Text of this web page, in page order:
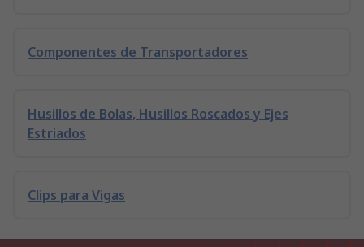
Componentes de Transportadores
Husillos de Bolas, Husillos Roscados y Ejes
Estriados
Clips para Vigas